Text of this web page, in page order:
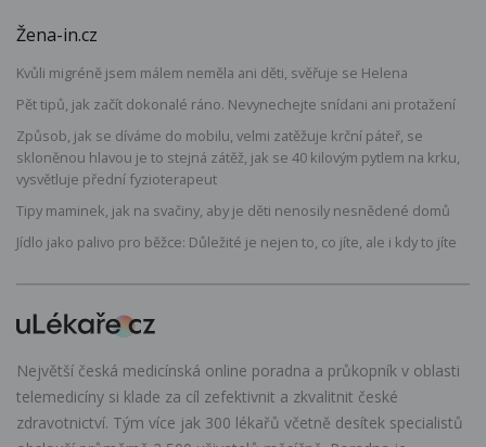
Žena-in.cz
Kvůli migréně jsem málem neměla ani děti, svěřuje se Helena
Pět tipů, jak začít dokonalé ráno. Nevynechejte snídani ani protažení
Způsob, jak se díváme do mobilu, velmi zatěžuje krční páteř, se
skloněnou hlavou je to stejná zátěž, jak se 40 kilovým pytlem na krku,
vysvětluje přední fyzioterapeut
Tipy maminek, jak na svačiny, aby je děti nenosily nesnědené domů
Jídlo jako palivo pro běžce: Důležité je nejen to, co jíte, ale i kdy to jíte
Největší česká medicínská online poradna a průkopník v oblasti
telemedicíny si klade za cíl zefektivnit a zkvalitnit české
zdravotnictví. Tým více jak 300 lékařů včetně desítek specialistů